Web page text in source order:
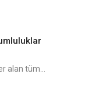
alan tüm...